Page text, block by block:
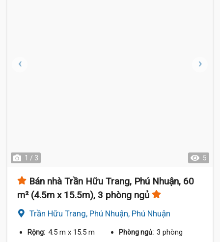
1 / 3 5
Bán nhà Trần Hữu Trang, Phú Nhuận, 60
m² (4.5m x 15.5m), 3 phòng ngủ
Trần Hữu Trang, Phú Nhuận, Phú Nhuận
Rộng: 4.5 m x 15.5 m Phòng ngủ: 3 phòng